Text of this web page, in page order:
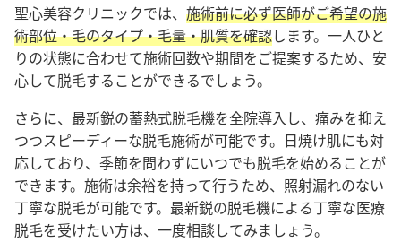
聖心美容クリニックでは、 施術前に必ず医師がご希望の施
術部位・毛のタイプ・毛量・肌質を確認します。一人ひと
りの状態に合わせて施術回数や期間をご提案するため、安
心して脱毛することができるでしょう。
さらに、最新鋭の蓄熱式脱毛機を全院導入し、痛みを抑え
つつスピーディーな脱毛施術が可能です。日焼け肌にも対
応しており、季節を問わずにいつでも脱毛を始めることが
できます。施術は余裕を持って行うため、照射漏れのない
丁寧な脱毛が可能です。最新鋭の脱毛機による丁寧な医療
脱毛を受けたい方は、一度相談してみましょう。